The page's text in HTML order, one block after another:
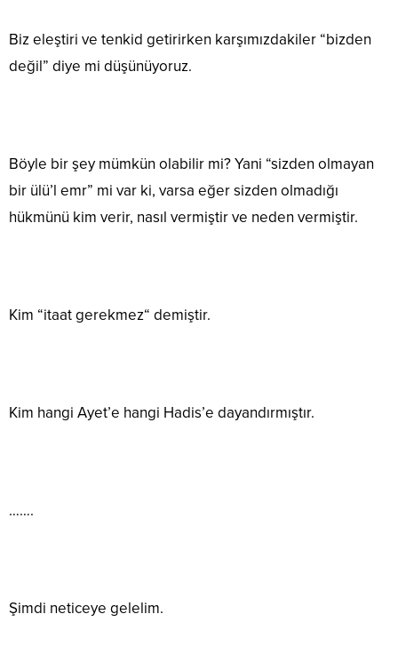
Biz eleştiri ve tenkid getirirken karşımızdakiler “bizden
değil” diye mi düşünüyoruz.
Böyle bir şey mümkün olabilir mi? Yani “sizden olmayan
bir ülü’l emr” mi var ki, varsa eğer sizden olmadığı
hükmünü kim verir, nasıl vermiştir ve neden vermiştir.
Kim “itaat gerekmez“ demiştir.
Kim hangi Ayet’e hangi Hadis’e dayandırmıştır.
…….
Şimdi neticeye gelelim.